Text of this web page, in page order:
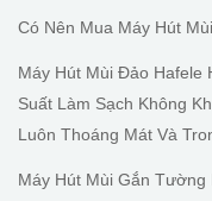
Có Nên Mua Máy Hút
Máy Hút Mùi Đảo Hafele
Suất Làm Sạch Không
Luôn Thoáng Mát Và
Máy Hút Mùi Gắn Tường